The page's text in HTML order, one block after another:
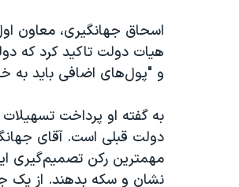
هیات دولت تاکید کرد که
و "پول‌های اضافی باید به
به گفته او پرداخت
دولت قبلی است. آقای
مهمترین رکن تصمیم‌گیری